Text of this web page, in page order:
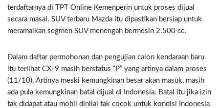
terdaftarnya di TPT Online Kemenperin untuk proses dijual
secara masal. SUV terbaru Mazda itu dipastikan bersiap untuk
meramaikan segmen SUV menengah bermesin 2.500 cc.
Dalam daftar permohonan dan pengujian calon kendaraan baru
itu terlihat CX-9 masih berstatus “P” yang artinya dalam proses
(11/10). Artinya meski kemungkinan besar akan masuk, masih
ada pula kemungkinan batal dijual di Indonesia. Batal itu jika izin
tak didapat atau mobil dinilai tak cocok untuk kondisi Indonesia